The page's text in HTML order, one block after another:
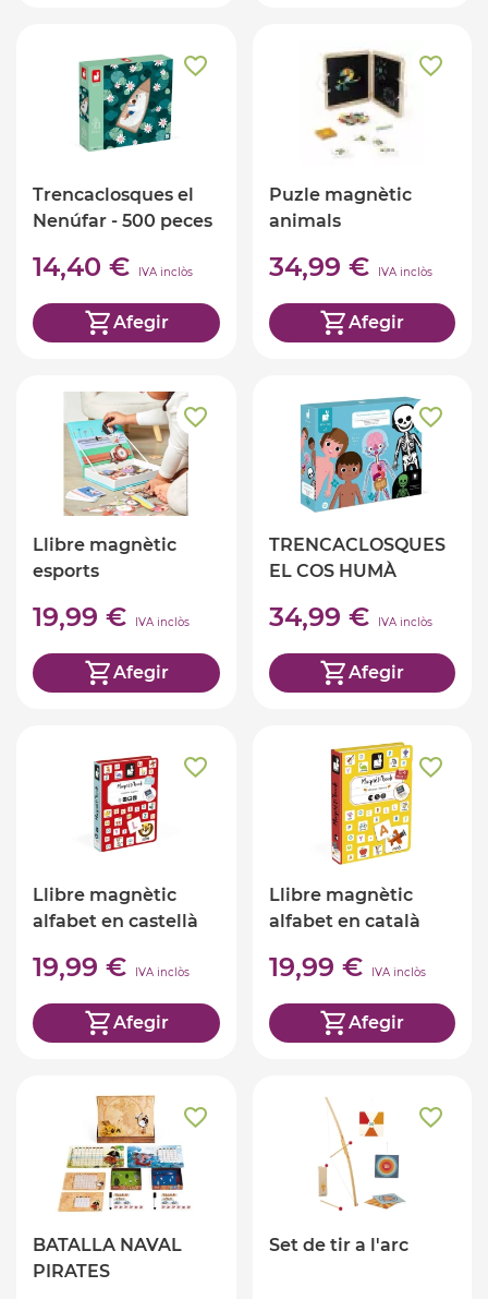
Trencaclosques el
Nenúfar - 500 peces
14,40 € IVA inclòs
Afegir
Puzle magnètic
animals
34,99 € IVA inclòs
Afegir
Llibre magnètic
esports
19,99 € IVA inclòs
Afegir
TRENCACLOSQUES
EL COS HUMÀ
34,99 € IVA inclòs
Afegir
Llibre magnètic
alfabet en castellà
19,99 € IVA inclòs
Afegir
Llibre magnètic
alfabet en català
19,99 € IVA inclòs
Afegir
BATALLA NAVAL
PIRATES
Set de tir a l'arc